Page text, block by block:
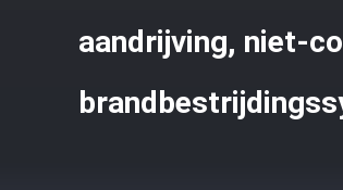
aandrijving, niet-